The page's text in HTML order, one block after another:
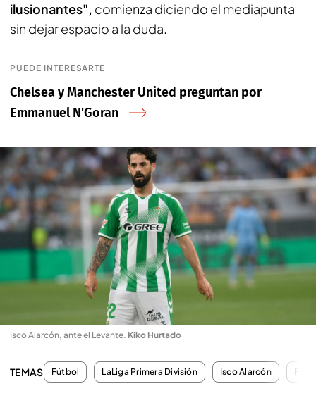
ilusionantes", comienza diciendo el mediapunta
sin dejar espacio a la duda.
PUEDE INTERESARTE
Chelsea y Manchester United preguntan por
Emmanuel N'Goran
Isco Alarcón, ante el Levante. Kiko Hurtado
TEMAS Fútbol LaLiga Primera División Isco Alarcón